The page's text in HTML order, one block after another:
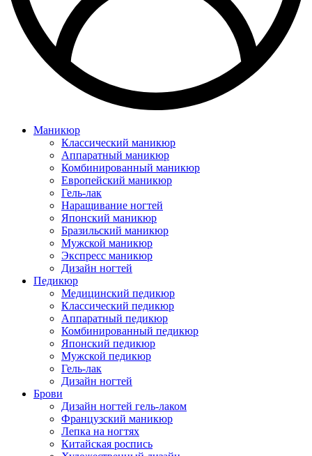
Маникюр
Классический маникюр
Аппаратный маникюр
Комбинированный маникюр
Европейский маникюр
Гель-лак
Наращивание ногтей
Японский маникюр
Бразильский маникюр
Мужской маникюр
Экспресс маникюр
Дизайн ногтей
Педикюр
Медицинский педикюр
Классический педикюр
Аппаратный педикюр
Комбинированный педикюр
Японский педикюр
Мужской педикюр
Гель-лак
Дизайн ногтей
Брови
Дизайн ногтей гель-лаком
Французский маникюр
Лепка на ногтях
Китайская роспись